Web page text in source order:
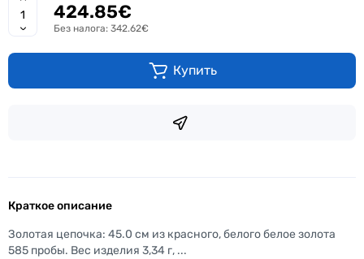
424.85€
Без налога: 342.62€
Купить
Краткое описание
Золотая цепочка: 45.0 см из красного, белого белое золота
585 пробы. Вес изделия 3,34 г, ...